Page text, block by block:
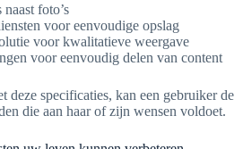
foto’s
voor eenvoudige opslag
voor kwalitatieve weergave
voor eenvoudig delen van content
deze specificaties, kan een gebruiker de
die aan haar of zijn wensen voldoet.